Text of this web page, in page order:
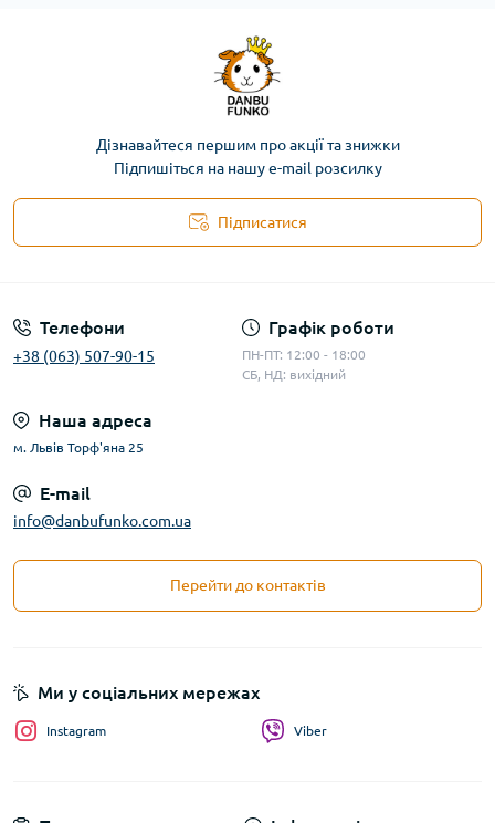
Дізнавайтеся першим про акції та знижки
Підпишіться на нашу e-mail розсилку
Підписатися
Телефони
+38 (063) 507-90-15
Графік роботи
ПН-ПТ: 12:00 - 18:00
СБ, НД: вихідний
Наша адреса
м. Львів Торф'яна 25
E-mail
info@danbufunko.com.ua
Перейти до контактів
Ми у соціальних мережах
Instagram Viber